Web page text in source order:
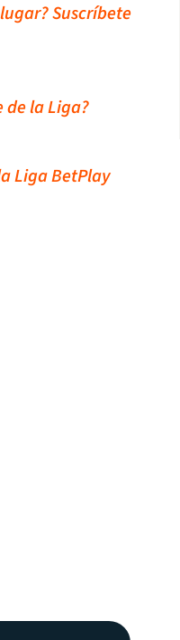
Suscríbete
de la Liga?
Liga BetPlay